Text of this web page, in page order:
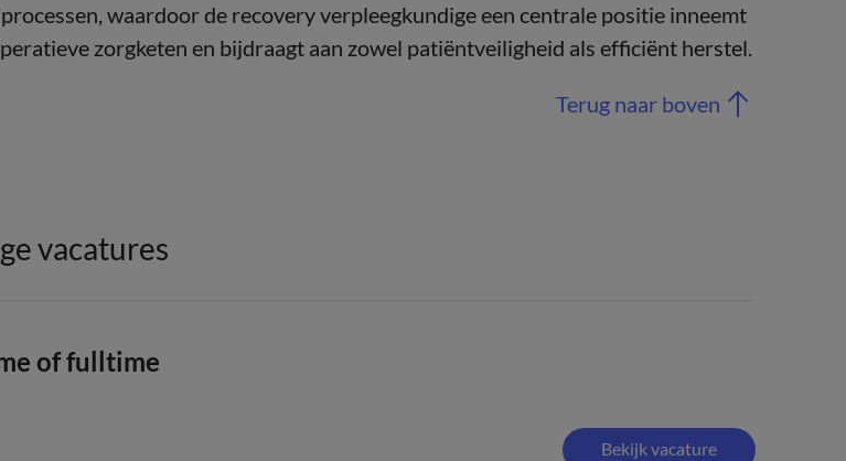
waardoor de recovery verpleegkundige een centrale positie inneemt
zorgketen en bijdraagt aan zowel patiëntveiligheid als efficiënt herstel.
Terug naar boven
vacatures
of fulltime
Bekijk vacature